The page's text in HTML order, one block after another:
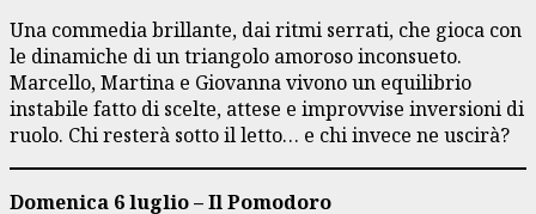
Una commedia brillante, dai ritmi serrati, che gioca con
le dinamiche di un triangolo amoroso inconsueto.
Marcello, Martina e Giovanna vivono un equilibrio
instabile fatto di scelte, attese e improvvise inversioni di
ruolo. Chi resterà sotto il letto… e chi invece ne uscirà?
Domenica 6 luglio – Il Pomodoro